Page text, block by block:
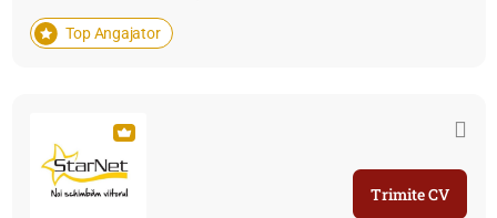
Top Angajator
Trimite CV